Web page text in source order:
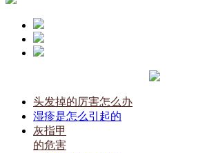
头发掉的厉害怎么办
湿疹是怎么引起的
灰指甲
的危害